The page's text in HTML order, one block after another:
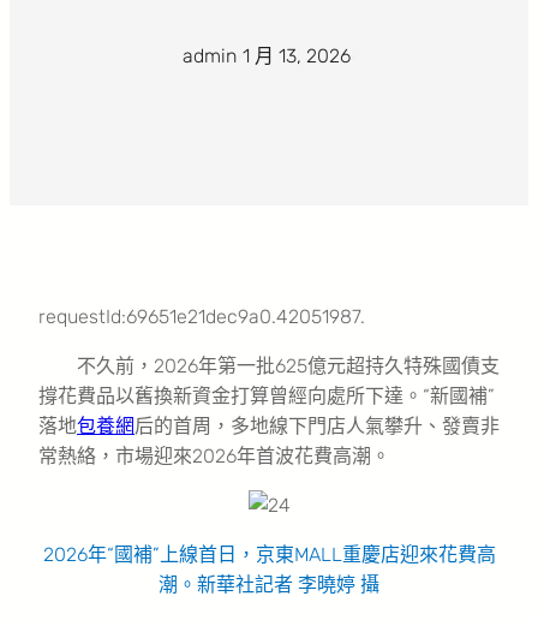
admin· 1 月 13, 2026·
requestId:69651e21dec9a0.42051987.
不久前，2026年第一批625億元超持久特殊國債支
撐花費品以舊換新資金打算曾經向處所下達。“新國補”
落地包養網后的首周，多地線下門店人氣攀升、發賣非
常熱絡，市場迎來2026年首波花費高潮。
2026年“國補”上線首日，京東MALL重慶店迎來花費高
潮。新華社記者 李曉婷 攝